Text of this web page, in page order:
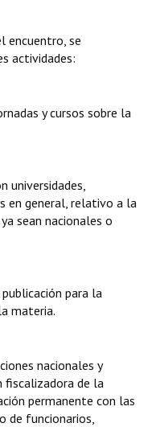
encuentro, se
actividades:
y cursos sobre la
universidades,
en general, relativo a la
sean nacionales o
para la
materia.
nacionales y
fiscalizadora de la
permanente con las
de funcionarios,